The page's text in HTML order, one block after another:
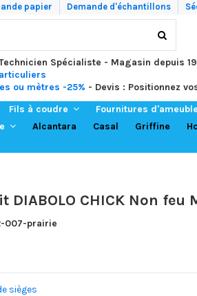
papier Demande d'échantillons
Spécialiste - Magasin depuis
ou mètres -25% - Devis : Positionnez
Fils à coudre Fournitures
Alcantara Casal Griffine
CHICK Non feu
007-prairie
sièges